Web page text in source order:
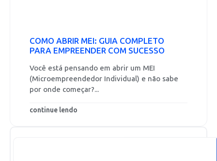
COMO ABRIR MEI: GUIA COMPLETO
PARA EMPREENDER COM SUCESSO
Você está pensando em abrir um MEI
(Microempreendedor Individual) e não sabe
por onde começar?...
continue lendo